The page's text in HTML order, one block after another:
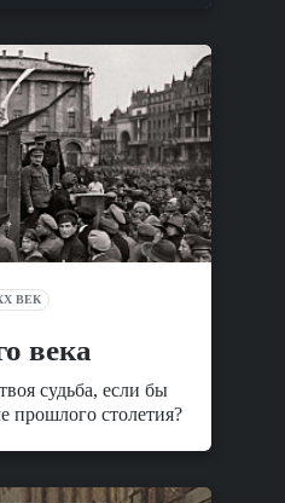
ВЕК
века
судьба, если бы
прошлого столетия?